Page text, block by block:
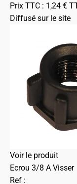
Prix TTC : 1,24 €
Diffusé sur le site
Voir le produit
Ecrou 3/8 A Visser
Ref :